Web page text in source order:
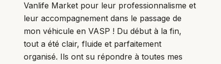
Vanlife Market pour leur professionnalisme et
leur accompagnement dans le passage de
mon véhicule en VASP ! Du début à la fin,
tout a été clair, fluide et parfaitement
organisé. Ils ont su répondre à toutes mes